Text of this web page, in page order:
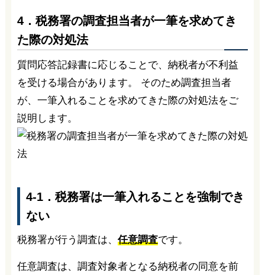
4．税務署の調査担当者が一筆を求めてき
た際の対処法
質問応答記録書に応じることで、納税者が不利益
を受ける場合があります。 そのため調査担当者
が、一筆入れることを求めてきた際の対処法をご
説明します。
4-1．税務署は一筆入れることを強制でき
ない
税務署が行う調査は、 任意調査です。
任意調査は、調査対象者となる納税者の同意を前